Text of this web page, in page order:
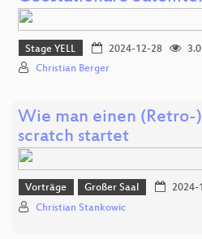
Stage YELL 2024-12-28
Christian Berger
Wie man einen (Retro-
scratch startet
Vorträge Großer Saal 2024-
Christian Stankowic